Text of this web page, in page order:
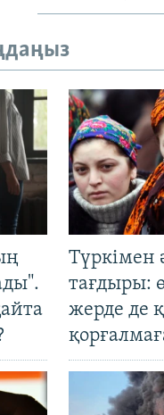
Түркімен
тағдыры:
жерде де